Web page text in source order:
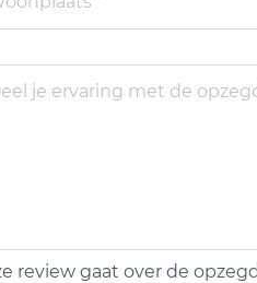
review gaat over de